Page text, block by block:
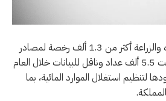
أصدرت وزارة البيئة والمياه والزراعة أكثر من 1.3 ألف رخصة لمصادر
المياه واستخداماتها، وراقبت 5.5 ألف عداد وناقل للبيانات خلال العام
لتنظيم استغلال الموارد المائية، بما